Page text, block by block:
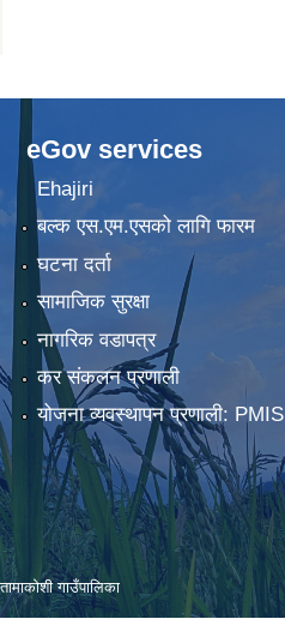
eGov services
Ehajiri
बल्क एस.एम.एसको लागि फारम
घटना दर्ता
सामाजिक सुरक्षा
नागरिक वडापत्र
कर संकलन प्रणाली
योजना व्यवस्थापन प्रणाली: PMIS
गाउँपालिका